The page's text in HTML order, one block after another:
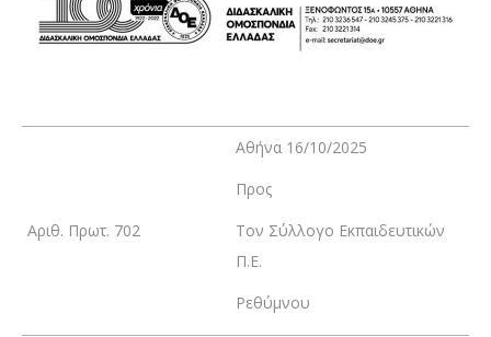
Αριθ. Πρωτ. 702
Αθήνα 16/10/2025
Προς
Τον Σύλλογο Εκπαιδευτικών
Π.Ε.
Ρεθύμνου